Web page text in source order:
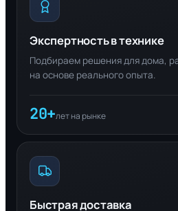
Экспертность в технике
Подбираем решения для дома,
на основе реального опыта.
20+лет на рынке
Быстрая доставка